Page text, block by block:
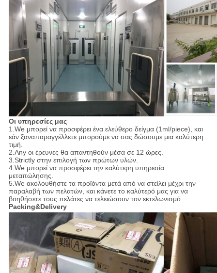
Οι υπηρεσίες μας
1.We μπορεί να προσφέρει ένα ελεύθερο δείγμα (1ml/piece), και
εάν ξαναπαραγγέλλετε μπορούμε να σας δώσουμε μια καλύτερη
τιμή.
2.Any οι έρευνες θα απαντηθούν μέσα σε 12 ώρες.
3.Strictly στην επιλογή των πρώτων υλών.
4.We μπορεί να προσφέρει την καλύτερη υπηρεσία
μεταπώλησης.
5.We ακολουθήστε τα προϊόντα μετά από να στείλει μέχρι την
παραλαβή των πελατών, και κάνετε το καλύτερό μας για να
βοηθήσετε τους πελάτες να τελειώσουν τον εκτελωνισμό.
Packing&Delivery